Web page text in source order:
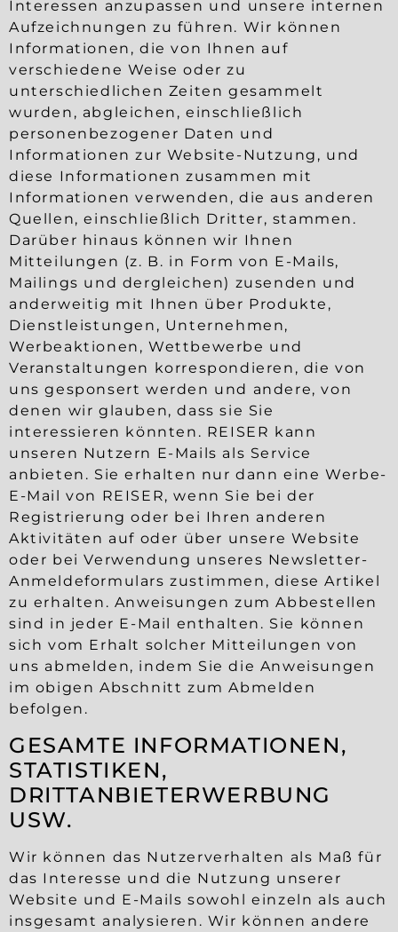
Interessen anzupassen und unsere internen
Aufzeichnungen zu führen. Wir können
Informationen, die von Ihnen auf
verschiedene Weise oder zu
unterschiedlichen Zeiten gesammelt
wurden, abgleichen, einschließlich
personenbezogener Daten und
Informationen zur Website-Nutzung, und
diese Informationen zusammen mit
Informationen verwenden, die aus anderen
Quellen, einschließlich Dritter, stammen.
Darüber hinaus können wir Ihnen
Mitteilungen (z. B. in Form von E-Mails,
Mailings und dergleichen) zusenden und
anderweitig mit Ihnen über Produkte,
Dienstleistungen, Unternehmen,
Werbeaktionen, Wettbewerbe und
Veranstaltungen korrespondieren, die von
uns gesponsert werden und andere, von
denen wir glauben, dass sie Sie
interessieren könnten. REISER kann
unseren Nutzern E-Mails als Service
anbieten. Sie erhalten nur dann eine Werbe-
E-Mail von REISER, wenn Sie bei der
Registrierung oder bei Ihren anderen
Aktivitäten auf oder über unsere Website
oder bei Verwendung unseres Newsletter-
Anmeldeformulars zustimmen, diese Artikel
zu erhalten. Anweisungen zum Abbestellen
sind in jeder E-Mail enthalten. Sie können
sich vom Erhalt solcher Mitteilungen von
uns abmelden, indem Sie die Anweisungen
im obigen Abschnitt zum Abmelden
befolgen.
GESAMTE INFORMATIONEN,
STATISTIKEN,
DRITTANBIETERWERBUNG
USW.
Wir können das Nutzerverhalten als Maß für
das Interesse und die Nutzung unserer
Website und E-Mails sowohl einzeln als auch
insgesamt analysieren. Wir können andere